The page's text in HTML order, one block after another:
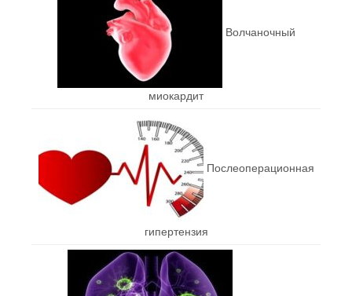
Волчаночный
миокардит
Послеоперационная
гипертензия